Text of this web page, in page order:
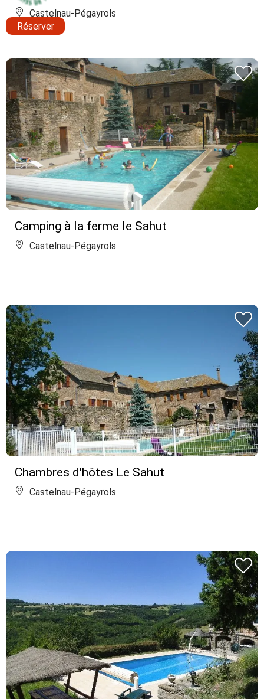
Castelnau-Pégayrols
Réserver
Camping à la ferme le Sahut
Castelnau-Pégayrols
Chambres d'hôtes Le Sahut
Castelnau-Pégayrols